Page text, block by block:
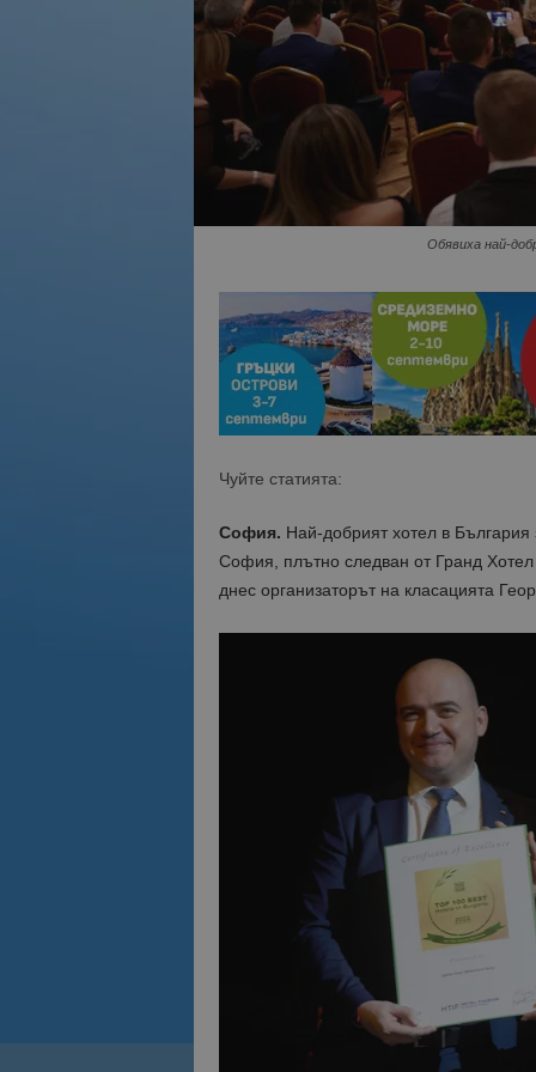
Обявиха най-
Чуйте статията:
София. Най-добрият хотел в
София, плътно следван от Гранд
днес организаторът на класацията